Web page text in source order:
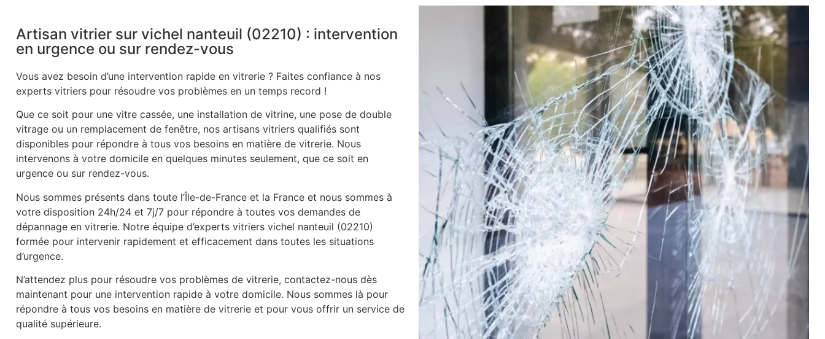
Artisan vitrier sur vichel nanteuil (02210) : intervention
en urgence ou sur rendez-vous
Vous avez besoin d’une intervention rapide en vitrerie ? Faites confiance à nos
experts vitriers pour résoudre vos problèmes en un temps record !
Que ce soit pour une vitre cassée, une installation de vitrine, une pose de double
vitrage ou un remplacement de fenêtre, nos artisans vitriers qualifiés sont
disponibles pour répondre à tous vos besoins en matière de vitrerie. Nous
intervenons à votre domicile en quelques minutes seulement, que ce soit en
urgence ou sur rendez-vous.
Nous sommes présents dans toute l’Île-de-France et la France et nous sommes à
votre disposition 24h/24 et 7j/7 pour répondre à toutes vos demandes de
dépannage en vitrerie. Notre équipe d’experts vitriers vichel nanteuil (02210)
formée pour intervenir rapidement et efficacement dans toutes les situations
d’urgence.
N’attendez plus pour résoudre vos problèmes de vitrerie, contactez-nous dès
maintenant pour une intervention rapide à votre domicile. Nous sommes là pour
répondre à tous vos besoins en matière de vitrerie et pour vous offrir un service de
qualité supérieure.